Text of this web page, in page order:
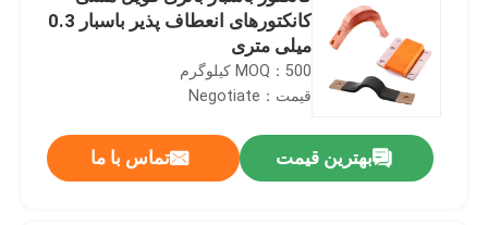
کانکتورهای انعطاف پذیر باسبار 0.3
میلی متری
MOQ：500 کیلوگرم
قیمت：Negotiate
بهترین قیمت تماس با ما